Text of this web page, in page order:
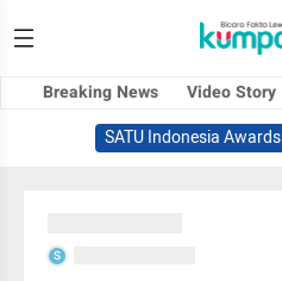
Breaking News Video Story
SATU Indonesia Awards
S